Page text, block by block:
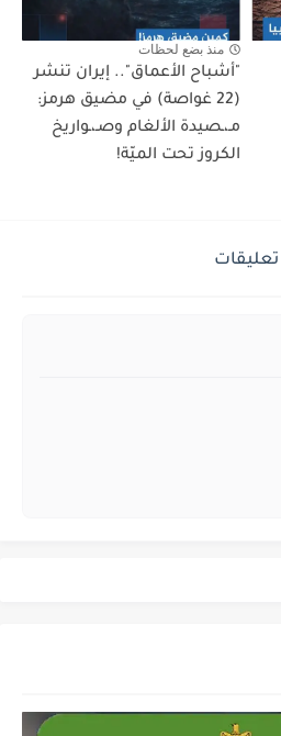
منذ بضع لحظات
"أشباح الأعماق".. إيران تنشر
(22 غواصة) في مضيق هرمز:
مـ،ـصيدة الألغام وصـ،ـواريخ
الكروز تحت الميّة!
تعليقات